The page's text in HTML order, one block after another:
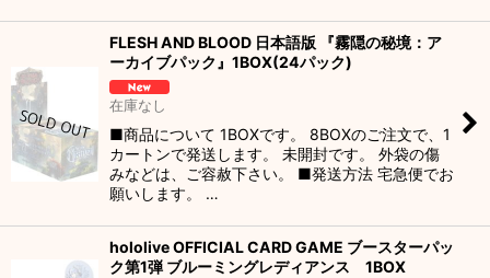
FLESH AND BLOOD 日本語版 『霧隠の秘境：ア
ーカイブパック』1BOX(24パック)
在庫なし
■商品について 1BOXです。 8BOXのご注文で、1
カートンで発送します。 未開封です。 外袋の傷
みなどは、ご容赦下さい。 ■発送方法 宅急便でお
願いします。 …
hololive OFFICIAL CARD GAME ブースターパッ
ク第1弾 ブルーミングレディアンス 1BOX